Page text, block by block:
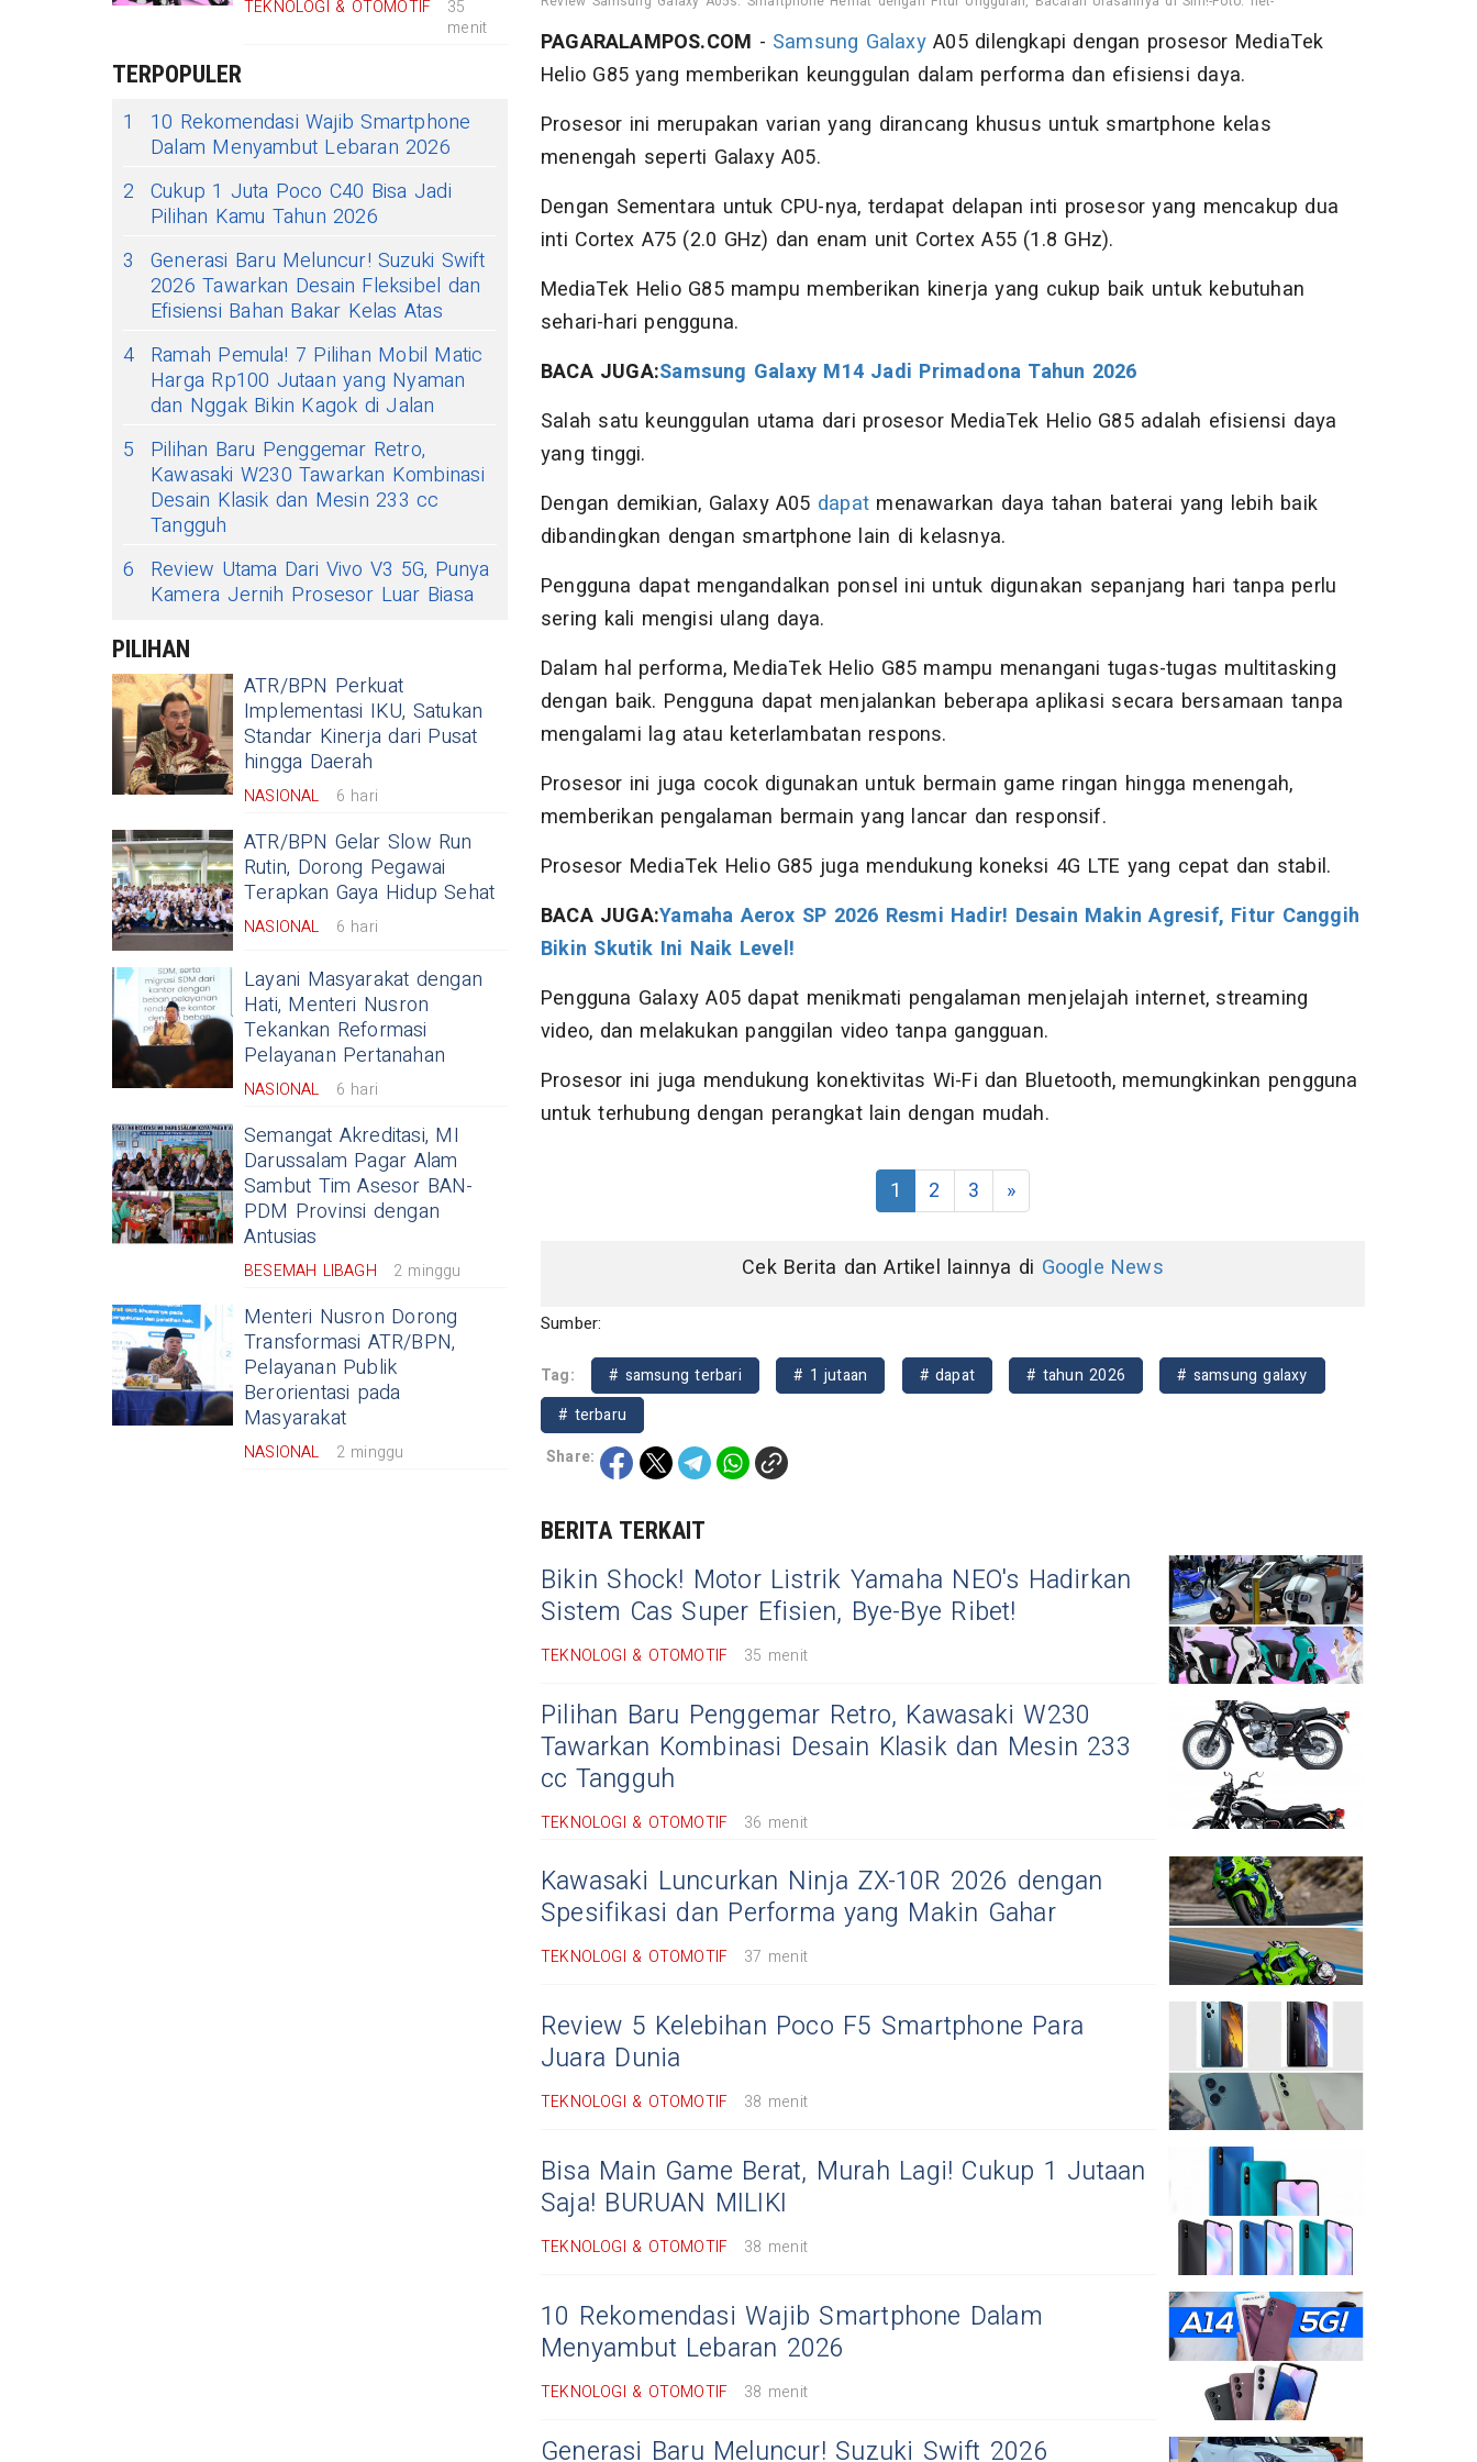
TEKNOLOGI & OTOMOTIF
35
menit
TERPOPULER
1
10 Rekomendasi Wajib Smartphone
Dalam Menyambut Lebaran 2026
2 Cukup 1 Juta Poco C40 Bisa Jadi
Pilihan Kamu Tahun 2026
3
Generasi Baru Meluncur! Suzuki Swift
2026 Tawarkan Desain Fleksibel dan
Efisiensi Bahan Bakar Kelas Atas
4 Ramah Pemula! 7 Pilihan Mobil Matic
Harga Rp100 Jutaan yang Nyaman
dan Nggak Bikin Kagok di Jalan
5
Pilihan Baru Penggemar Retro,
Kawasaki W230 Tawarkan Kombinasi
Desain Klasik dan Mesin 233 cc
Tangguh
6
Review Utama Dari Vivo V3 5G, Punya
Kamera Jernih Prosesor Luar Biasa
PILIHAN
ATR/BPN Perkuat
Implementasi IKU, Satukan
Standar Kinerja dari Pusat
hingga Daerah
NASIONAL 6 hari
ATR/BPN Gelar Slow Run
Rutin, Dorong Pegawai
Terapkan Gaya Hidup Sehat
NASIONAL 6 hari
Layani Masyarakat dengan
Hati, Menteri Nusron
Tekankan Reformasi
Pelayanan Pertanahan
NASIONAL 6 hari
Semangat Akreditasi, MI
Darussalam Pagar Alam
Sambut Tim Asesor BAN-
PDM Provinsi dengan
Antusias
BESEMAH LIBAGH 2 minggu
Menteri Nusron Dorong
Transformasi ATR/BPN,
Pelayanan Publik
Berorientasi pada
Masyarakat
NASIONAL 2 minggu
PAGARALAMPOS.COM - Samsung GalaxyA05 dilengkapi dengan prosesor MediaTek
Helio G85 yang memberikan keunggulan dalam performa dan efisiensi daya.
Prosesor ini merupakan varian yang dirancang khusus untuk smartphone kelas
menengah seperti Galaxy A05.
Dengan Sementara untuk CPU-nya, terdapat delapan inti prosesor yang mencakup dua
inti Cortex A75 (2.0 GHz) dan enam unit Cortex A55 (1.8 GHz).
MediaTek Helio G85 mampu memberikan kinerja yang cukup baik untuk kebutuhan
sehari-hari pengguna.
BACA JUGA:Samsung Galaxy M14 Jadi Primadona Tahun 2026
Salah satu keunggulan utama dari prosesor MediaTek Helio G85 adalah efisiensi daya
yang tinggi.
Dengan demikian, Galaxy A05 dapat menawarkan daya tahan baterai yang lebih baik
dibandingkan dengan smartphone lain di kelasnya.
Pengguna dapat mengandalkan ponsel ini untuk digunakan sepanjang hari tanpa perlu
sering kali mengisi ulang daya.
Dalam hal performa, MediaTek Helio G85 mampu menangani tugas-tugas multitasking
dengan baik. Pengguna dapat menjalankan beberapa aplikasi secara bersamaan tanpa
mengalami lag atau keterlambatan respons.
Prosesor ini juga cocok digunakan untuk bermain game ringan hingga menengah,
memberikan pengalaman bermain yang lancar dan responsif.
Prosesor MediaTek Helio G85 juga mendukung koneksi 4G LTE yang cepat dan stabil.
BACA JUGA:Yamaha Aerox SP 2026 Resmi Hadir! Desain Makin Agresif, Fitur Canggih
Bikin Skutik Ini Naik Level!
Pengguna Galaxy A05 dapat menikmati pengalaman menjelajah internet, streaming
video, dan melakukan panggilan video tanpa gangguan.
Prosesor ini juga mendukung konektivitas Wi-Fi dan Bluetooth, memungkinkan pengguna
untuk terhubung dengan perangkat lain dengan mudah.
1 2 3 »
Cek Berita dan Artikel lainnya di Google News
Sumber:
Tag: # samsung terbari # 1 jutaan # dapat # tahun 2026
# samsung galaxy
# terbaru
Share:
BERITA TERKAIT
Bikin Shock! Motor Listrik Yamaha NEO's Hadirkan
Sistem Cas Super Efisien, Bye-Bye Ribet!
TEKNOLOGI & OTOMOTIF 35 menit
Pilihan Baru Penggemar Retro, Kawasaki W230
Tawarkan Kombinasi Desain Klasik dan Mesin 233
cc Tangguh
TEKNOLOGI & OTOMOTIF 36 menit
Kawasaki Luncurkan Ninja ZX-10R 2026 dengan
Spesifikasi dan Performa yang Makin Gahar
TEKNOLOGI & OTOMOTIF 37 menit
Review 5 Kelebihan Poco F5 Smartphone Para
Juara Dunia
TEKNOLOGI & OTOMOTIF 38 menit
Bisa Main Game Berat, Murah Lagi! Cukup 1 Jutaan
Saja! BURUAN MILIKI
TEKNOLOGI & OTOMOTIF 38 menit
10 Rekomendasi Wajib Smartphone Dalam
Menyambut Lebaran 2026
TEKNOLOGI & OTOMOTIF 38 menit
Generasi Baru Meluncur! Suzuki Swift 2026